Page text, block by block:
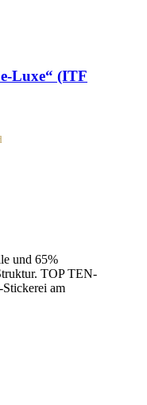
Luxe“ (ITF
und 65%
TOP TEN-
am